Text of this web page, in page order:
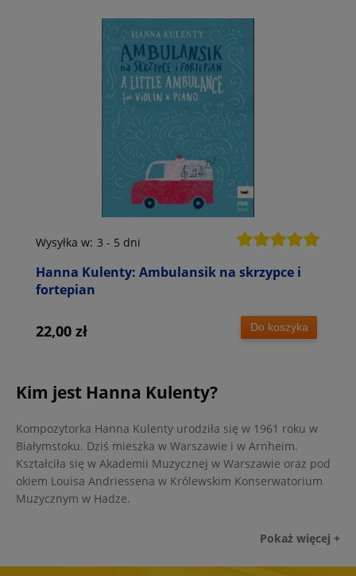
Hanna Kulenty: Ambulansik na skrzypce i
fortepian
Wysyłka w: 3 - 5 dni
22,00 zł Do koszyka
Kim jest Hanna Kulenty?
Kompozytorka Hanna Kulenty urodziła się w 1961 roku w
Białymstoku. Dziś mieszka w Warszawie i w Arnheim.
Kształciła się w Akademii Muzycznej w Warszawie oraz pod
okiem Louisa Andriessena w Królewskim Konserwatorium
Muzycznym w Hadze.
zapraszana do zasiadania w jury międzynarodowych
Hanna Kulenty - najpopularniejsze
jako "polifonia łuków" oraz "polifonia różnic czasowych"
twórczości, ale chciałabym zwrócić Twoją uwagę na
Hanny Kulenty, ale i płytę CD z wyjątkowym nagraniem
Pokaż więcej +